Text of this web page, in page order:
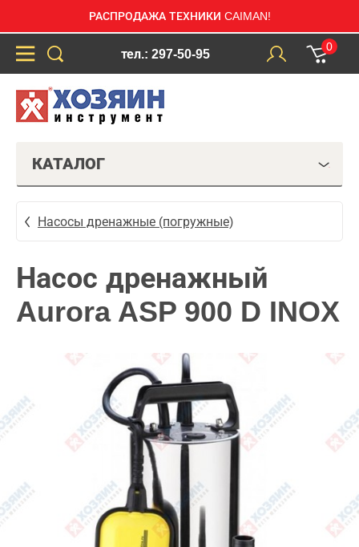
РАСПРОДАЖА ТЕХНИКИ CAIMAN!
тел.: 297-50-95
0
КАТАЛОГ
Насосы дренажные (погружные)
Насос дренажный
Aurora ASP 900 D INOX